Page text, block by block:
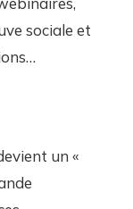
sociale et
un «